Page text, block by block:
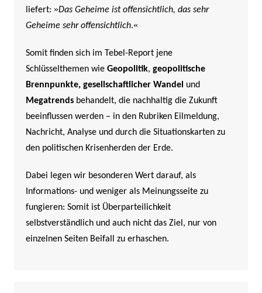
liefert: »Das Geheime ist offensichtlich, das sehr
Geheime sehr offensichtlich.«
Somit finden sich im Tebel-Report jene
Schlüsselthemen wie Geopolitik, geopolitische
Brennpunkte, gesellschaftlicher Wandel und
Megatrendsbehandelt, die nachhaltig die Zukunft
beeinflussen werden – in den Rubriken Eilmeldung,
Nachricht, Analyse und durch die Situationskarten zu
den politischen Krisenherden der Erde.
Dabei legen wir besonderen Wert darauf, als
Informations- und weniger als Meinungsseite zu
fungieren: Somit ist Überparteilichkeit
selbstverständlich und auch nicht das Ziel, nur von
einzelnen Seiten Beifall zu erhaschen.